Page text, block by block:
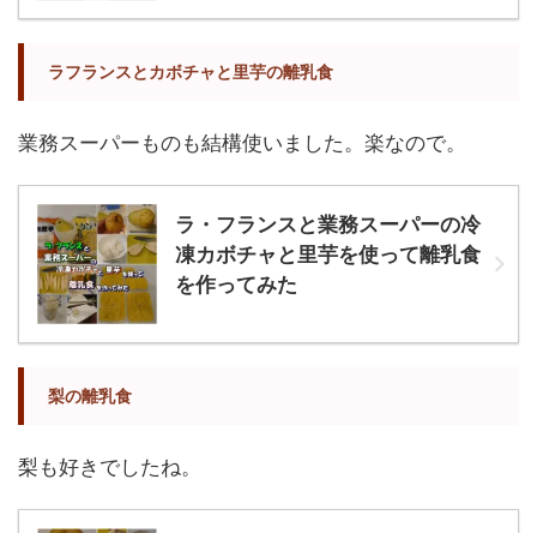
ラフランスとカボチャと里芋の離乳食
業務スーパーものも結構使いました。楽なので。
ラ・フランスと業務スーパーの冷
凍カボチャと里芋を使って離乳食
を作ってみた
梨の離乳食
梨も好きでしたね。